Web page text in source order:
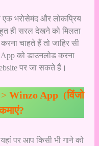
भरोसेमंद और लोकप्रिय
ही सरल देखने को मिलता
चाहते हैं तो जाहिर सी
को डाउनलोड करना
पर जा सकते हैं।
Winzo App (विंजो
पर आप किसी भी गाने को